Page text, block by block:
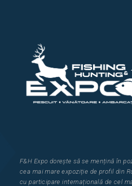
F&H Expo dorește să se mențină în
cea mai mare expoziție de profil din
cu participare internațională de cel